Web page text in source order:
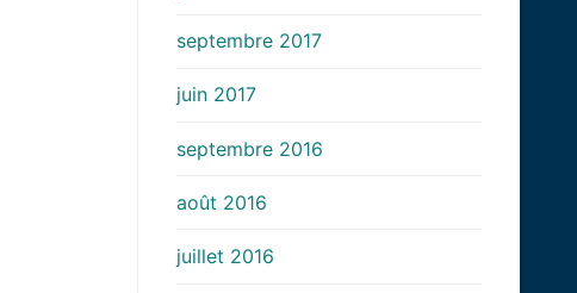
septembre 2017
juin 2017
septembre 2016
août 2016
juillet 2016